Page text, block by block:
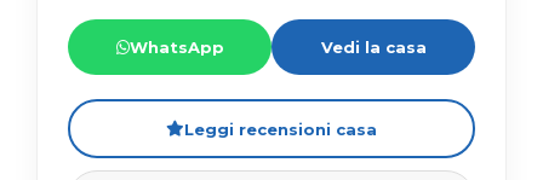
WhatsApp Vedi la casa
Leggi recensioni casa